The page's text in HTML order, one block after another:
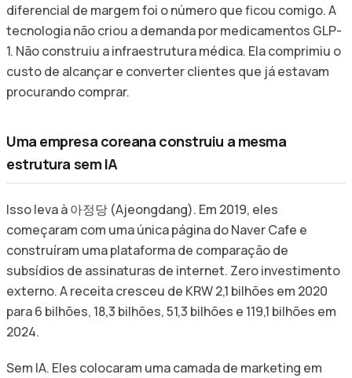
diferencial de margem foi o número que ficou comigo. A
tecnologia não criou a demanda por medicamentos GLP-
1. Não construiu a infraestrutura médica. Ela comprimiu o
custo de alcançar e converter clientes que já estavam
procurando comprar.
Uma empresa coreana construiu a mesma
estrutura sem IA
Isso leva à 아정당 (Ajeongdang). Em 2019, eles
começaram com uma única página do Naver Cafe e
construíram uma plataforma de comparação de
subsídios de assinaturas de internet. Zero investimento
externo. A receita cresceu de KRW 2,1 bilhões em 2020
para 6 bilhões, 18,3 bilhões, 51,3 bilhões e 119,1 bilhões em
2024.
Sem IA. Eles colocaram uma camada de marketing em